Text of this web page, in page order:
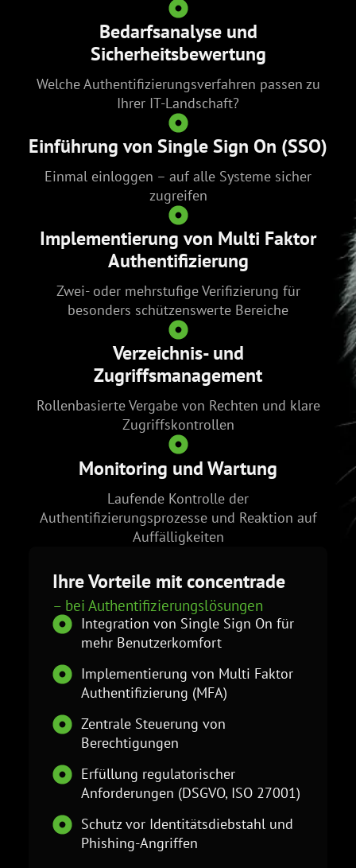
Bedarfsanalyse und
Sicherheitsbewertung
Welche Authentifizierungsverfahren passen zu
Ihrer IT-Landschaft?
Einführung von Single Sign On (SSO)
Einmal einloggen – auf alle Systeme sicher
zugreifen
Implementierung von Multi Faktor
Authentifizierung
Zwei- oder mehrstufige Verifizierung für
besonders schützenswerte Bereiche
Verzeichnis- und
Zugriffsmanagement
Rollenbasierte Vergabe von Rechten und klare
Zugriffskontrollen
Monitoring und Wartung
Laufende Kontrolle der
Authentifizierungsprozesse und Reaktion auf
Auffälligkeiten
Ihre Vorteile mit concentrade
– bei Authentifizierungslösungen
Integration von Single Sign On für
mehr Benutzerkomfort
Implementierung von Multi Faktor
Authentifizierung (MFA)
Zentrale Steuerung von
Berechtigungen
Erfüllung regulatorischer
Anforderungen (DSGVO, ISO 27001)
Schutz vor Identitätsdiebstahl und
Phishing-Angriffen